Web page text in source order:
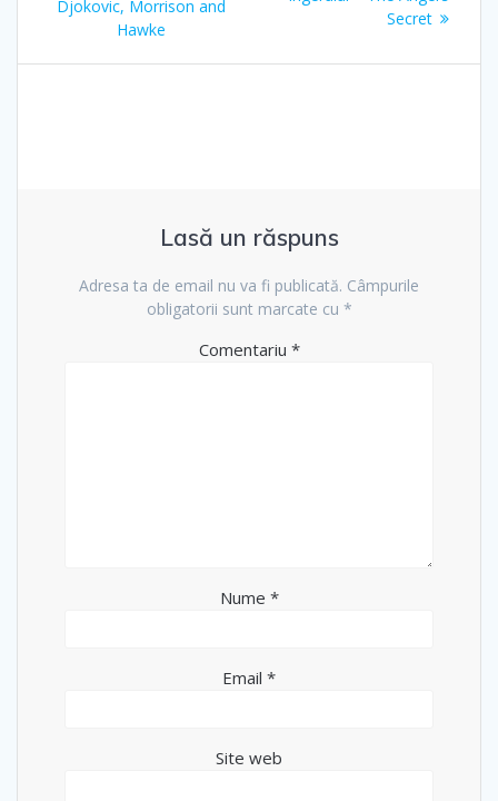
articole
Djokovic, Morrison and
Hawke
Secret
Lasă un răspuns
Adresa ta de email nu va fi publicată. Câmpurile
obligatorii sunt marcate cu *
Comentariu *
Nume *
Email *
Site web